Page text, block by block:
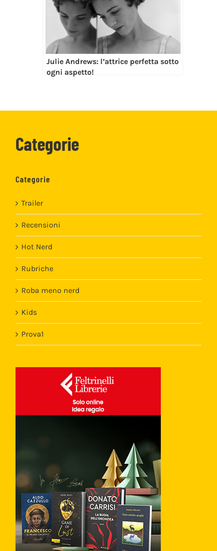
Julie Andrews: l’attrice perfetta sotto
ogni aspetto!
Categorie
Categorie
Trailer
Recensioni
Hot Nerd
Rubriche
Roba meno nerd
Kids
Prova1